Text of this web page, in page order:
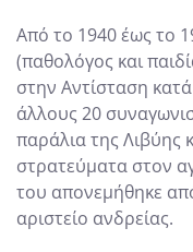
Από το 1940 έως το
(παθολόγος και
στην Αντίσταση
άλλους 20
παράλια της Λιβύης
στρατεύματα στον
του απονεμήθηκε
αριστείο ανδρείας.